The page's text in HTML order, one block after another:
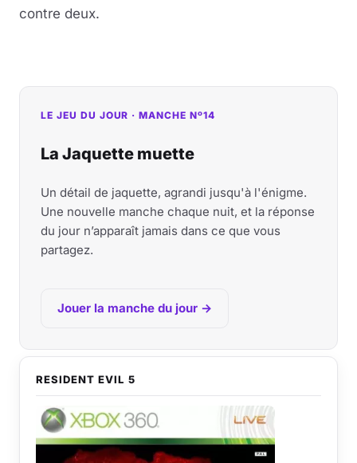
contre deux.
LE JEU DU JOUR · MANCHE Nº14
La Jaquette muette
Un détail de jaquette, agrandi jusqu'à l'énigme.
Une nouvelle manche chaque nuit, et la réponse
du jour n’apparaît jamais dans ce que vous
partagez.
Jouer la manche du jour →
RESIDENT EVIL 5